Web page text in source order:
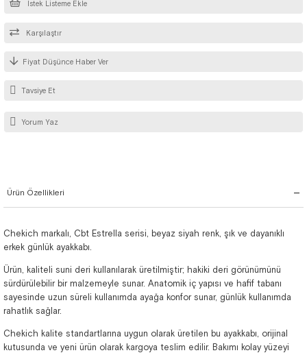
İstek Listeme Ekle
Karşılaştır
Fiyat Düşünce Haber Ver
Tavsiye Et
Yorum Yaz
Ürün Özellikleri
Chekich markalı, Cbt Estrella serisi, beyaz siyah renk, şık ve dayanıklı
erkek günlük ayakkabı.
Ürün, kaliteli suni deri kullanılarak üretilmiştir; hakiki deri görünümünü
sürdürülebilir bir malzemeyle sunar. Anatomik iç yapısı ve hafif tabanı
sayesinde uzun süreli kullanımda ayağa konfor sunar, günlük kullanımda
rahatlık sağlar.
Chekich kalite standartlarına uygun olarak üretilen bu ayakkabı, orijinal
kutusunda ve yeni ürün olarak kargoya teslim edilir. Bakımı kolay yüzeyi